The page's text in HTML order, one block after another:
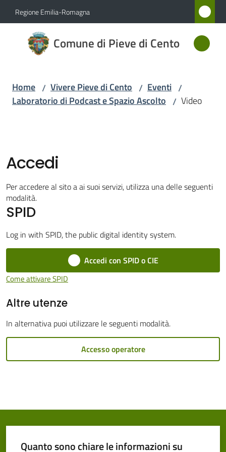
Vai al contenuto
Vai alla navigazione
Vai al footer
Regione Emilia-Romagna
Comune di Pieve di Cento
Comune
di Pieve
Servizi
Vivere
Pieve
Cento
Menu selezionato
Amministrazione
gli
Home / Vivere Pieve di Cento / Eventi /
Laboratorio di Podcast e Spazio Ascolto / Video
Accedi
Per accedere al sito a ai suoi servizi, utilizza una delle seguenti
modalità.
SPID
Log in with SPID, the public digital identity system.
Accedi con SPID o CIE
Come attivare SPID
Altre utenze
In alternativa puoi utilizzare le seguenti modalità.
Accesso operatore
Quanto sono chiare le informazioni su